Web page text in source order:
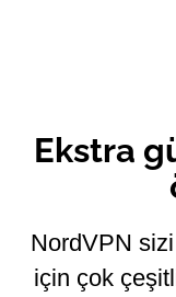
Ekstra
NordVPN
için çok